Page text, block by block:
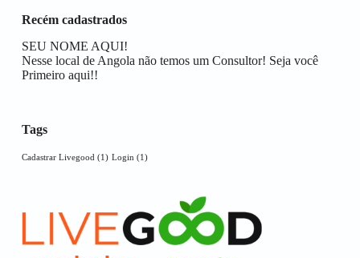
Recém cadastrados
SEU NOME AQUI!
Nesse local de Angola não temos um Consultor! Seja você
Primeiro aqui!!
Tags
Cadastrar Livegood (1) Login (1)